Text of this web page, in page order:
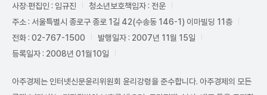
사장·편집인 : 임규진
청소년보호책임자 : 전운
주소 : 서울특별시 종로구 종로 1길 42(수송동 146-1) 이마빌딩 11층
전화 : 02-767-1500
발행일자 : 2007년 11월 15일
등록일자 : 2008년 01월10일
아주경제는 인터넷신문윤리위원회 윤리강령을 준수합니다. 아주경제의 모든